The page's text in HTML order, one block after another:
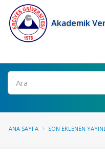
Akademik
Ara
ANA SAYFA SON EKLENEN